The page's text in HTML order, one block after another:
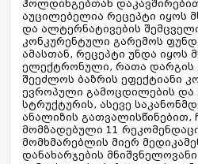
ჰოლდინგებთან
აუცილებელია რეცეპტი იყოს
და ალტერნატივების
კონკურენტული გარემოს
ამასთან, რეცეპტი უნდა იყოს
ელექტრონული, რათა დარგის
შეეძლოს ბაზრის ეფექტიანი
ევროპული გამოცდილების და
სტრუქტურის, ასევე
ანალიზის გათვალისწინებით,
მომზადებული 11
მომხმარებლის მიერ
დანახარჯების მნიშვნელოვანი